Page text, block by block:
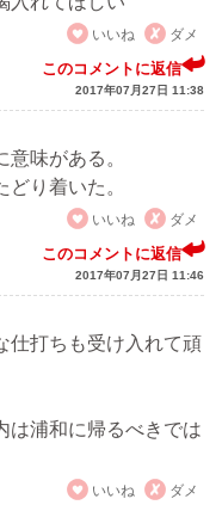
いいね
ダメ
このコメントに返信
2017年07月27日 11:38
味がある。
り着いた。
いいね
ダメ
このコメントに返信
2017年07月27日 11:46
仕打ちも受け入れて頑
は浦和に帰るべきでは
いいね
ダメ